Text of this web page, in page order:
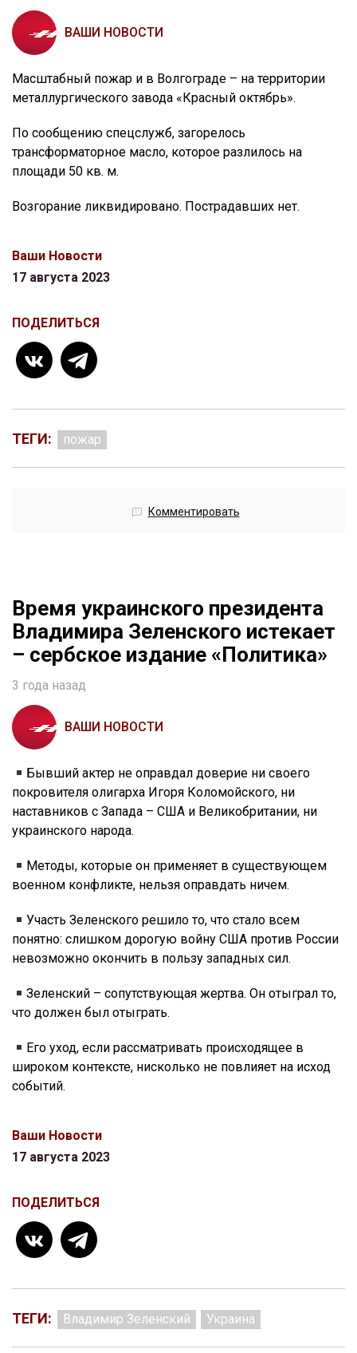
ВАШИ НОВОСТИ
Масштабный пожар и в Волгограде – на территории
металлургического завода «Красный октябрь».
По сообщению спецслужб, загорелось
трансформаторное масло, которое разлилось на
площади 50 кв. м.
Возгорание ликвидировано. Пострадавших нет.
Ваши Новости
17 августа 2023
ПОДЕЛИТЬСЯ
ТЕГИ: пожар
Комментировать
Время украинского президента
Владимира Зеленского истекает
– сербское издание «Политика»
3 года назад
ВАШИ НОВОСТИ
Бывший актер не оправдал доверие ни своего
покровителя олигарха Игоря Коломойского, ни
наставников с Запада – США и Великобритании, ни
украинского народа.
Методы, которые он применяет в существующем
военном конфликте, нельзя оправдать ничем.
Участь Зеленского решило то, что стало всем
понятно: слишком дорогую войну США против России
невозможно окончить в пользу западных сил.
Зеленский – сопутствующая жертва. Он отыграл то,
что должен был отыграть.
Его уход, если рассматривать происходящее в
широком контексте, нисколько не повлияет на исход
событий.
Ваши Новости
17 августа 2023
ПОДЕЛИТЬСЯ
ТЕГИ: Владимир Зеленский Украина